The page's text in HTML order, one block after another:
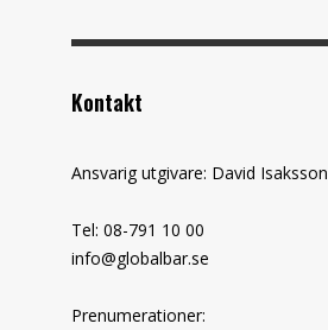
Kontakt
Ansvarig utgivare: David Isaksson
Tel: 08-791 10 00
info@globalbar.se
Prenumerationer: